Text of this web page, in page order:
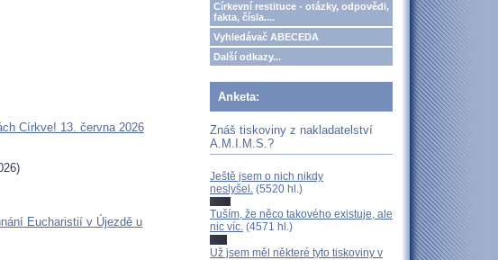
Církve! 13. června 2026
Eucharistií v Újezdě u
Církevní restituce - otázky, odpovědi,
fakta, čísla....
Vyhledávač ABECEDA
Další odkazy...
Anketa:
Znáš tiskoviny z nakladatelství
A.M.I.M.S.?
Ještě jsem o nich nikdy
neslyšel. (5520 hl.)
Tuším, že něco takového existuje, ale
nic víc. (4571 hl.)
Už jsem měl některé tyto tiskoviny v